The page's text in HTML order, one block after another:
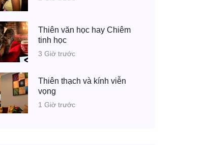
Thiên văn học hay Chiêm
tinh học
3 Giờ trước
Thiên thạch và kính viễn
vọng
1 Giờ trước